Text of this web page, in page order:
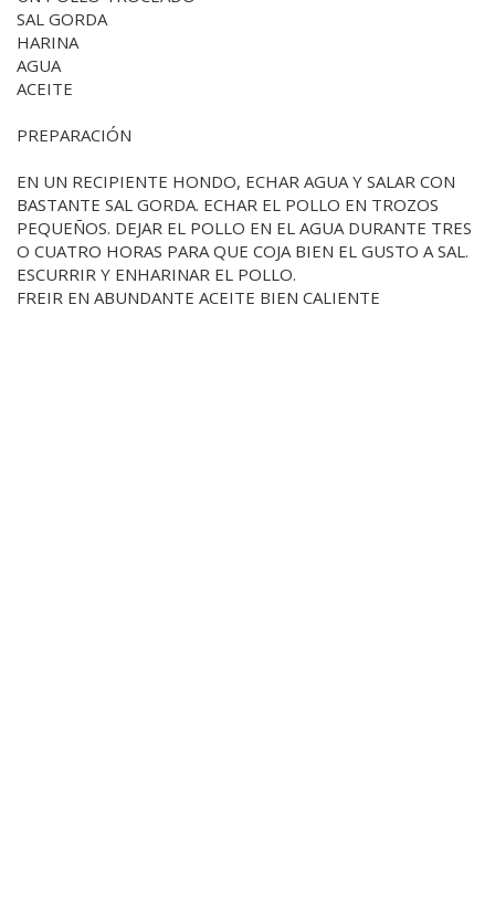
SAL GORDA
HARINA
AGUA
ACEITE
PREPARACIÓN
EN UN RECIPIENTE HONDO, ECHAR AGUA Y SALAR CON
BASTANTE SAL GORDA. ECHAR EL POLLO EN TROZOS
PEQUEÑOS. DEJAR EL POLLO EN EL AGUA DURANTE TRES
O CUATRO HORAS PARA QUE COJA BIEN EL GUSTO A SAL.
ESCURRIR Y ENHARINAR EL POLLO.
FREIR EN ABUNDANTE ACEITE BIEN CALIENTE